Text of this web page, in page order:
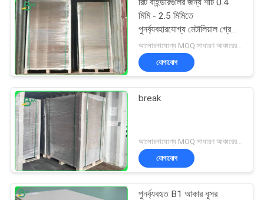
রিট বাইন্ডারগুলির জন্য শীট 0.4
মিমি - 2.5 মিমিতে
পুনর্ব্যবহারযোগ্য মেটালিয়াল গ্রে
বোর্ড
আলোচনাযোগ্য MOQ:সাধারণ আকারের জন্য 1 টন এবং বিশেষ আকারের জন্য 10 টন
যোগাযোগ
break
যোগাযোগ
পুনর্ব্যবহৃত B1 আকার ধূসর